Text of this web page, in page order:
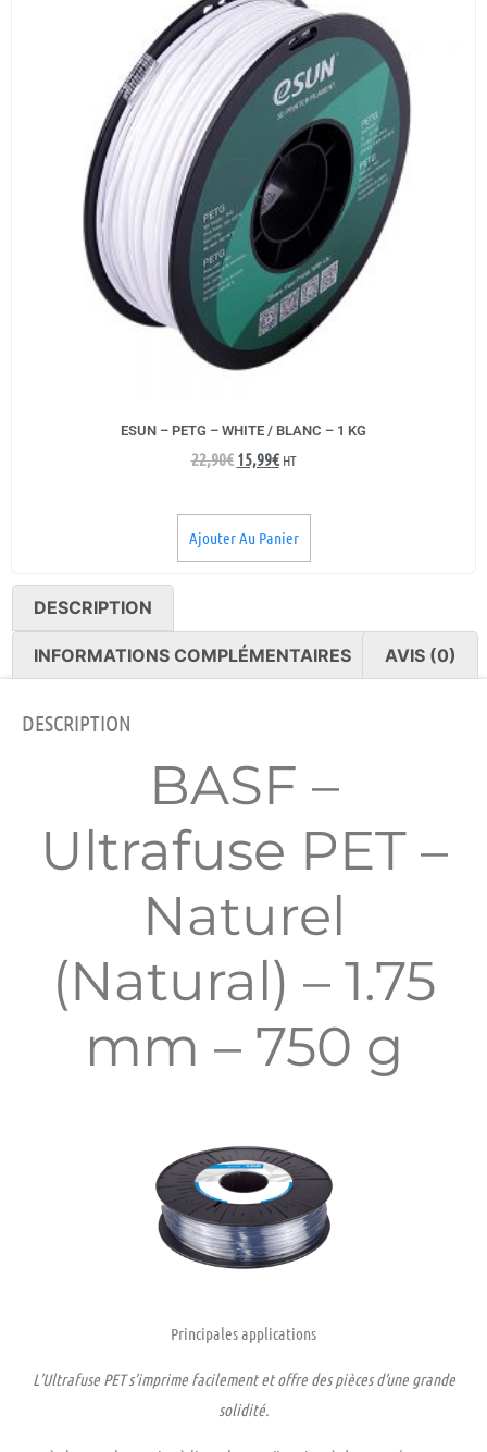
ESUN – PETG – WHITE / BLANC – 1 KG
22,90€ 15,99€ HT
Ajouter Au Panier
DESCRIPTION
INFORMATIONS COMPLÉMENTAIRES AVIS (0)
DESCRIPTION
BASF –
Ultrafuse PET –
Naturel
(Natural) – 1.75
mm – 750 g
Principales applications
L’Ultrafuse PET s’imprime facilement et offre des pièces d’une grande
solidité.